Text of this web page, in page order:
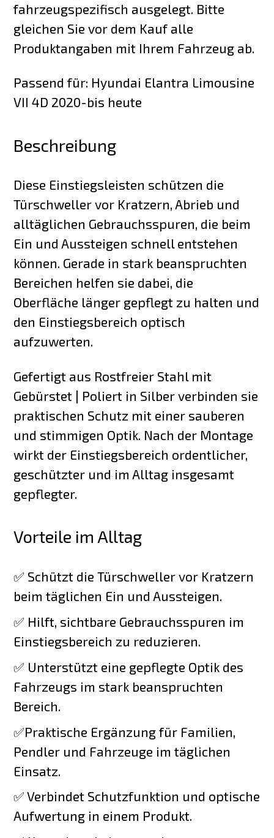
fahrzeugspezifisch ausgelegt. Bitte
gleichen Sie vor dem Kauf alle
Produktangaben mit Ihrem Fahrzeug ab.
Passend für: Hyundai Elantra Limousine
VII 4D 2020-bis heute
Beschreibung
Diese Einstiegsleisten schützen die
Türschweller vor Kratzern, Abrieb und
alltäglichen Gebrauchsspuren, die beim
Ein und Aussteigen schnell entstehen
können. Gerade in stark beanspruchten
Bereichen helfen sie dabei, die
Oberfläche länger gepflegt zu halten und
den Einstiegsbereich optisch
aufzuwerten.
Gefertigt aus Rostfreier Stahl mit
Gebürstet | Poliert in Silber verbinden sie
praktischen Schutz mit einer sauberen
und stimmigen Optik. Nach der Montage
wirkt der Einstiegsbereich ordentlicher,
geschützter und im Alltag insgesamt
gepflegter.
Vorteile im Alltag
✅ Schützt die Türschweller vor Kratzern
beim täglichen Ein und Aussteigen.
✅ Hilft, sichtbare Gebrauchsspuren im
Einstiegsbereich zu reduzieren.
✅ Unterstützt eine gepflegte Optik des
Fahrzeugs im stark beanspruchten
Bereich.
✅Praktische Ergänzung für Familien,
Pendler und Fahrzeuge im täglichen
Einsatz.
✅ Verbindet Schutzfunktion und optische
Aufwertung in einem Produkt.